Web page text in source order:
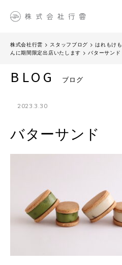
株式会社行雲 > スタッフブログ >はれもけも
んに期間限定出店いたします >バターサンド
BLOG ブログ
2023.3.30
バターサンド